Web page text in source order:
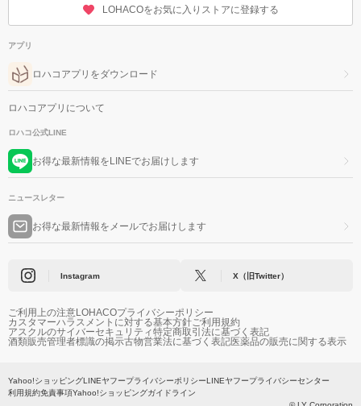
LOHACOをお気に入りストアに登録する
アプリ
ロハコアプリをダウンロード
ロハコアプリについて
ロハコ公式LINE
お得な最新情報をLINEでお届けします
ニュースレター
お得な最新情報をメールでお届けします
Instagram X（旧Twitter）
ご利用上の注意LOHACOプライバシーポリシー
カスタマーハラスメントに対する基本方針ご利用規約
アスクルのサイバーセキュリティ特定商取引法に基づく表記
酒類販売管理者標識の掲示古物営業法に基づく表記医薬品の販売に関する表示
Yahoo!ショッピングLINEヤフープライバシーポリシーLINEヤフープライバシーセンター
利用規約免責事項Yahoo!ショッピングガイドライン